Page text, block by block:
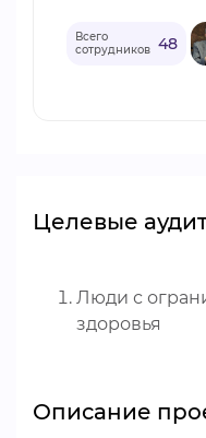
Всего
сотрудников 48
Целевые
Люди с
здоровья
Описание